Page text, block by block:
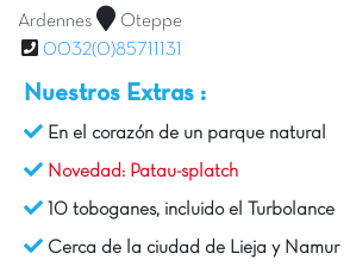
Ardennes
Oteppe
0032(0)85711131
Nuestros Extras :
En el corazón de un parque natural
Novedad: Patau-splatch
10 toboganes, incluido el Turbolance
Cerca de la ciudad de Lieja y Namur